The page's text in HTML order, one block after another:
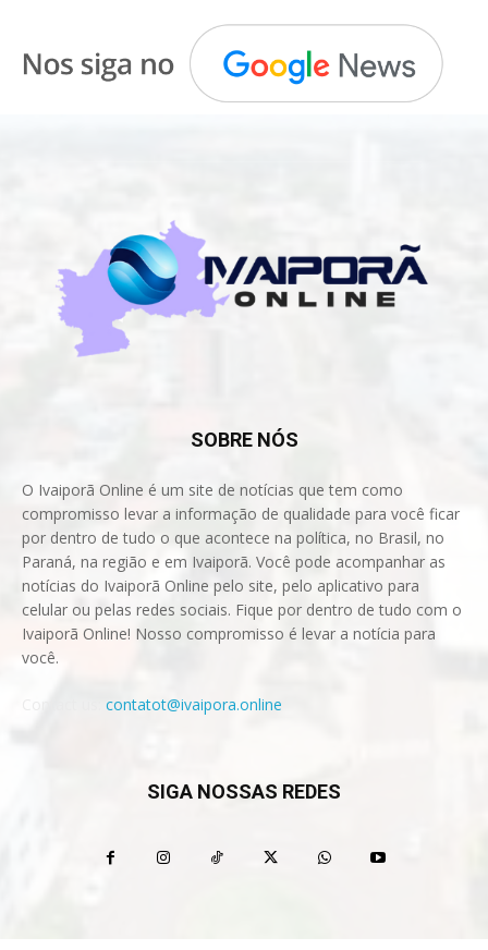
SOBRE NÓS
O Ivaiporã Online é um site de notícias que tem como
compromisso levar a informação de qualidade para você ficar
por dentro de tudo o que acontece na política, no Brasil, no
Paraná, na região e em Ivaiporã. Você pode acompanhar as
notícias do Ivaiporã Online pelo site, pelo aplicativo para
celular ou pelas redes sociais. Fique por dentro de tudo com o
Ivaiporã Online! Nosso compromisso é levar a notícia para
você.
contatot@ivaipora.online
SIGA NOSSAS REDES